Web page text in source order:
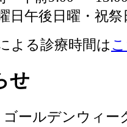
よる診療時間は
ールデンウィー